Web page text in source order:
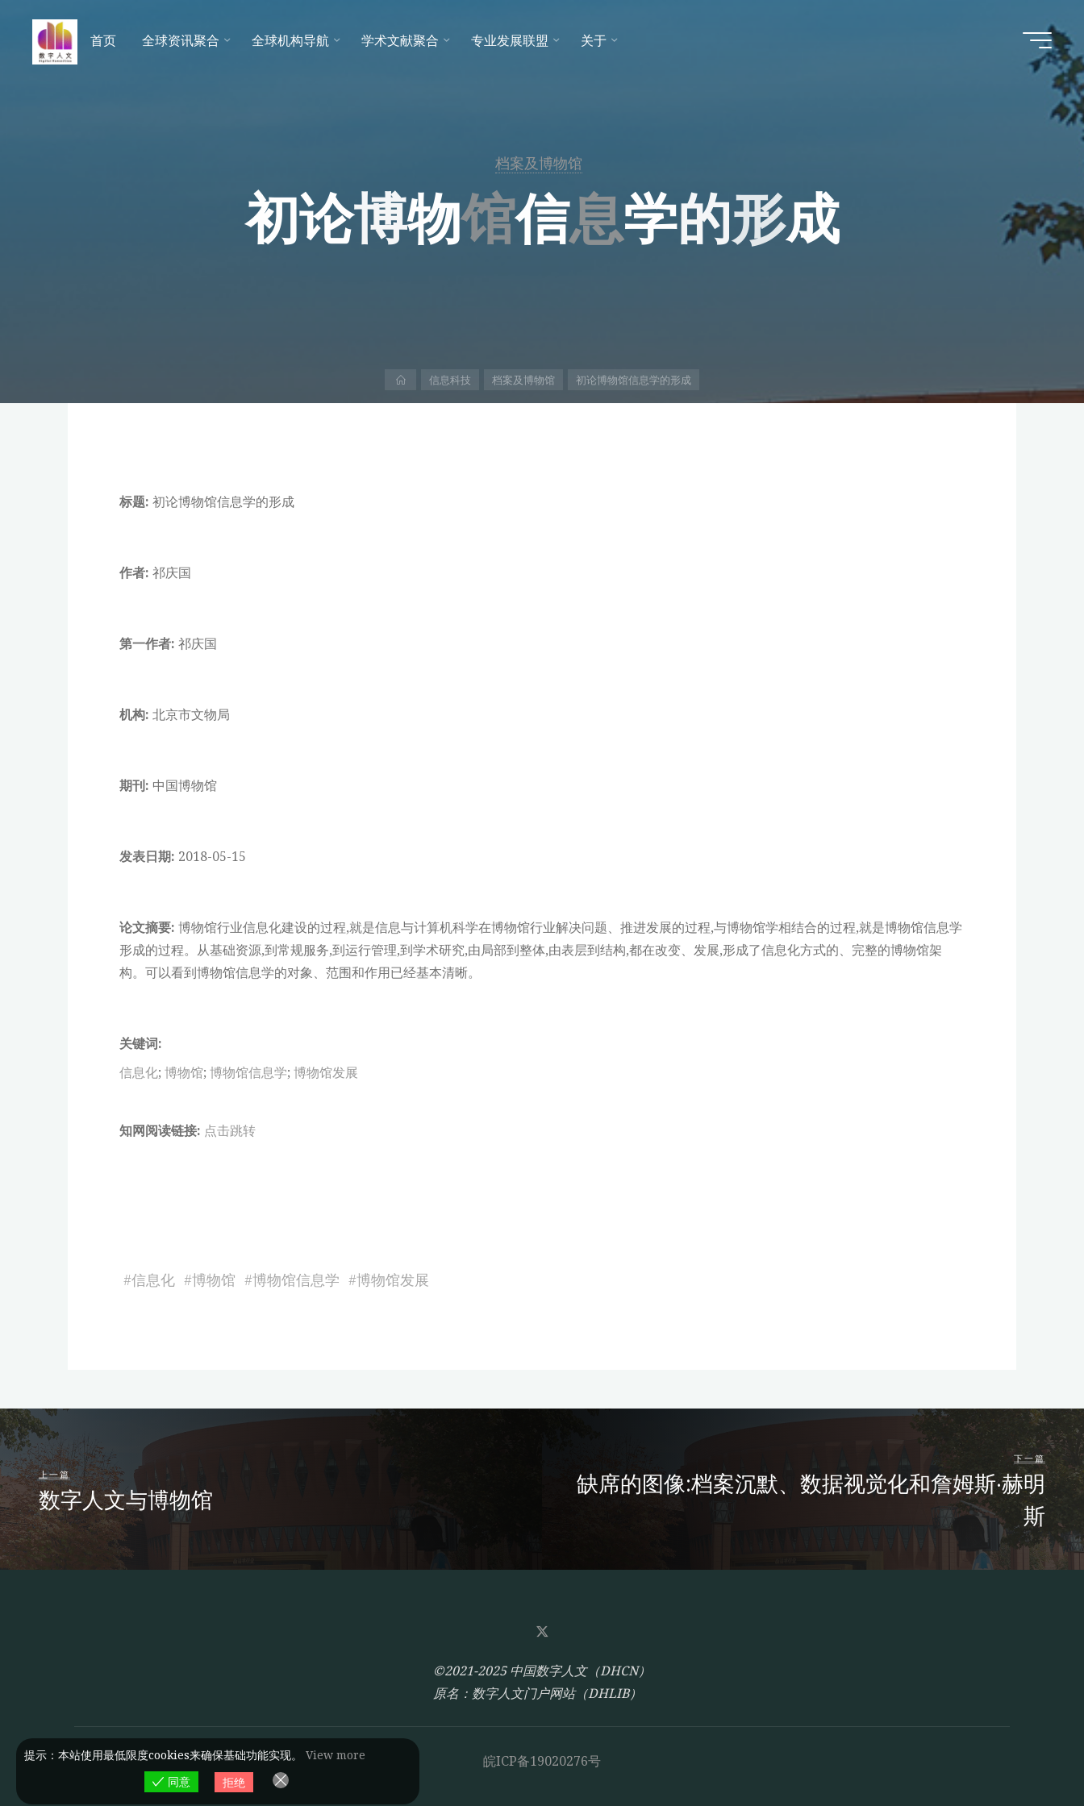
数字人
首页 全球资讯聚合 全球机构导航 学术文献聚合 专业发展联盟 关于
档案及博物馆
初论博物馆信息学的形成
信息科技 档案及博物馆 初论博物馆信息学的形成
标题: 初论博物馆信息学的形成
作者: 祁庆国
第一作者: 祁庆国
机构: 北京市文物局
期刊: 中国博物馆
发表日期: 2018-05-15
论文摘要: 博物馆行业信息化建设的过程,就是信息与计算机科学在博物馆行业解决问题、推进发展的过程,与博物馆学相结合的过程,就是博物馆信息学
形成的过程。从基础资源,到常规服务,到运行管理,到学术研究,由局部到整体,由表层到结构,都在改变、发展,形成了信息化方式的、完整的博物馆架
构。可以看到博物馆信息学的对象、范围和作用已经基本清晰。
关键词:
信息化; 博物馆; 博物馆信息学; 博物馆发展
知网阅读链接: 点击跳转
#信息化 #博物馆 #博物馆信息学 #博物馆发展
上一篇
数字人文与博物馆
下一篇
缺席的图像:档案沉默、数据视觉化和詹姆斯·赫明
斯
©2021-2025 中国数字人文（DHCN）
原名：数字人文门户网站（DHLIB）
皖ICP备19020276号
提示：本站使用最低限度cookies来确保基础功能实现。 View more
同意
拒绝